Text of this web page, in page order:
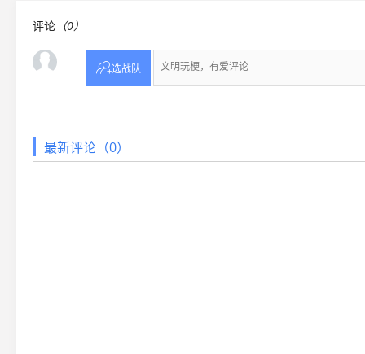
评论 （0）
选战队
最新评论（0）